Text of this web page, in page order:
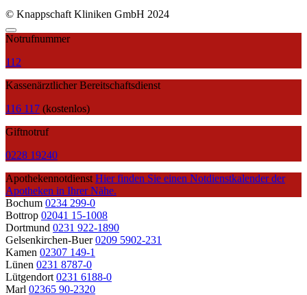
© Knappschaft Kliniken GmbH 2024
Notrufnummer
112
Kassenärztlicher Bereitschaftsdienst
116 117 (kostenlos)
Giftnotruf
0228 19240
Apothekennotdienst Hier finden Sie einen Notdienstkalender der
Apotheken in Ihrer Nähe.
Bochum 0234 299-0
Bottrop 02041 15-1008
Dortmund 0231 922-1890
Gelsenkirchen-Buer 0209 5902-231
Kamen 02307 149-1
Lünen 0231 8787-0
Lütgendort 0231 6188-0
Marl 02365 90-2320